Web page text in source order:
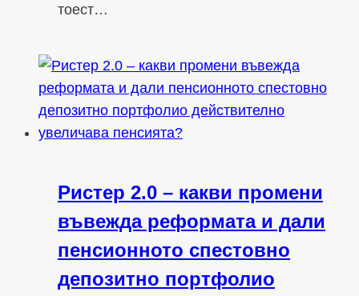
тоест…
Ристер 2.0 – какви промени
въвежда реформата и дали
пенсионното спестовно
депозитно портфолио